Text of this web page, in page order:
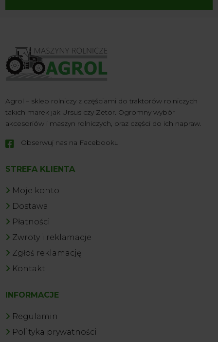
Agrol – sklep rolniczy z częściami do traktorów rolniczych
takich marek jak Ursus czy Zetor. Ogromny wybór
akcesoriów i maszyn rolniczych, oraz części do ich napraw.
 Obserwuj nas na Facebooku
STREFA KLIENTA
Moje konto
Dostawa
Płatności
Zwroty i reklamacje
Zgłoś reklamację
Kontakt
INFORMACJE
Regulamin
Polityka prywatności